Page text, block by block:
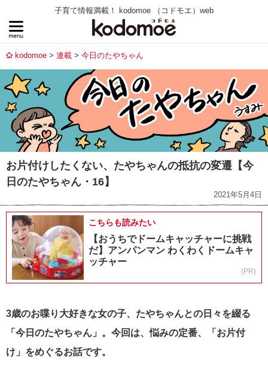
子育て情報満載！ kodomoe （コドモエ）web
kodomoe 連載 今日のたやちゃん
お片付けしたくない、たやちゃんの抵抗の変遷【今
日のたやちゃん・16】
2021年5月4日
こちらも読みたい
【おうちでドームキャッチャーに挑戦
だ】アンパンマン わくわくドームキャ
ッチャー
(PR)
3歳のお喋り大好きな女の子、たやちゃんとの日々を綴る
「今日のたやちゃん」。今回は、悩みの定番、「お片付
け」をめぐるお話です。